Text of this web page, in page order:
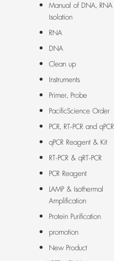
Manual of DNA, RNA
Isolation
RNA
DNA
Clean up
Instruments
Primer, Probe
PacificScience Order
PCR, RT-PCR and qPCR
qPCR Reagent & Kit
RT-PCR & qRT-PCR
PCR Reagent
LAMP & Isothermal
Amplification
Protein Purification
promotion
New Product